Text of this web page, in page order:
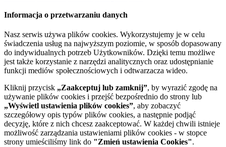
Informacja o przetwarzaniu danych
Nasz serwis używa plików cookies. Wykorzystujemy je w celu
świadczenia usług na najwyższym poziomie, w sposób dopasowany
do indywidualnych potrzeb Użytkowników. Dzięki temu możliwe
jest także korzystanie z narzędzi analitycznych oraz udostępnianie
funkcji mediów społecznościowych i odtwarzacza wideo.
Kliknij przycisk „Zaakceptuj lub zamknij”, by wyrazić zgodę na
używanie plików cookies i przejść bezpośrednio do strony lub
„Wyświetl ustawienia plików cookies”, aby zobaczyć
szczegółowy opis typów plików cookies, a następnie podjąć
decyzję, które z nich chcesz zaakceptować. W każdej chwili istnieje
możliwość zarządzania ustawieniami plików cookies - w stopce
strony umieściliśmy link do "Zmień ustawienia Cookies".